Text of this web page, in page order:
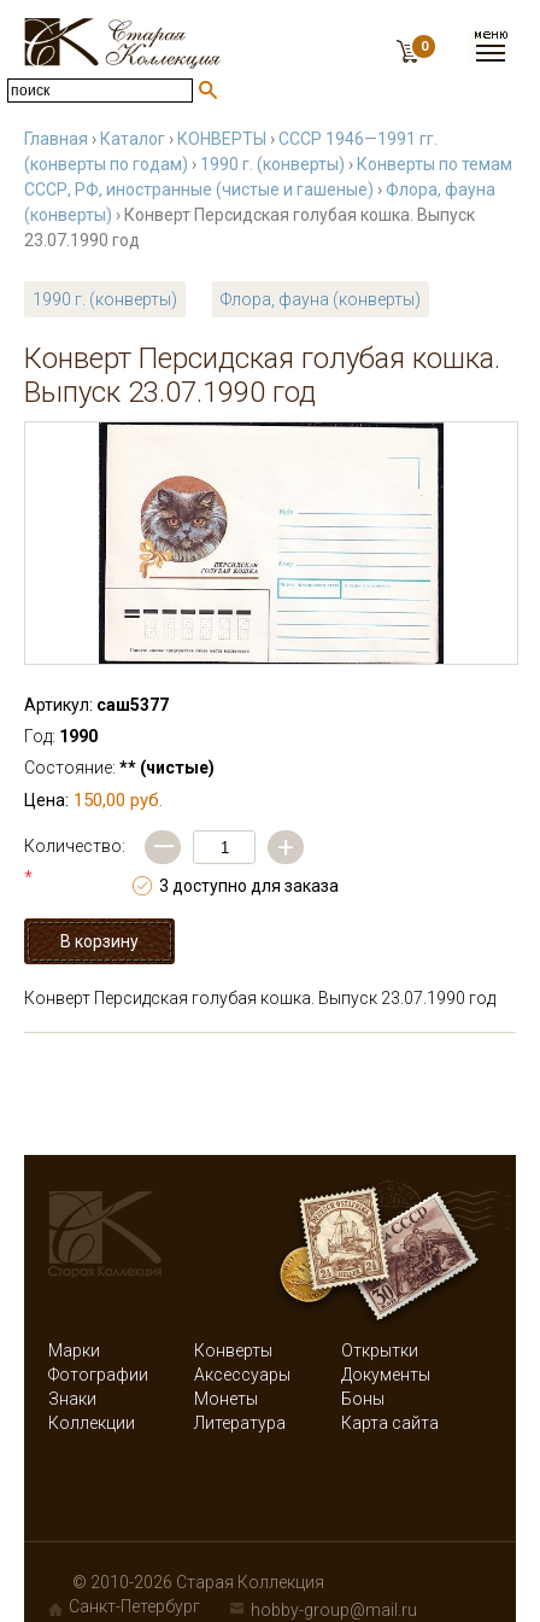
0
Главная › Каталог › КОНВЕРТЫ ›СССР 1946—1991 гг.
(конверты по годам) › 1990 г. (конверты) › Конверты по темам
СССР, РФ, иностранные (чистые и гашеные) ›Флора, фауна
(конверты) › Конверт Персидская голубая кошка. Выпуск
23.07.1990 год
1990 г. (конверты) Флора, фауна (конверты)
Конверт Персидская голубая кошка.
Выпуск 23.07.1990 год
Артикул: саш5377
Год: 1990
Состояние: ** (чистые)
Цена: 150,00 руб.
Количество:
*
— +
3 доступно для заказа
Конверт Персидская голубая кошка. Выпуск 23.07.1990 год
Марки Конверты
Открытки
Фотографии
Аксессуары
Документы
Знаки
Монеты
Боны
Коллекции
Литература Карта сайта
© 2010-2026 Старая Коллекция
Санкт-Петербург
hobby-group@mail.ru